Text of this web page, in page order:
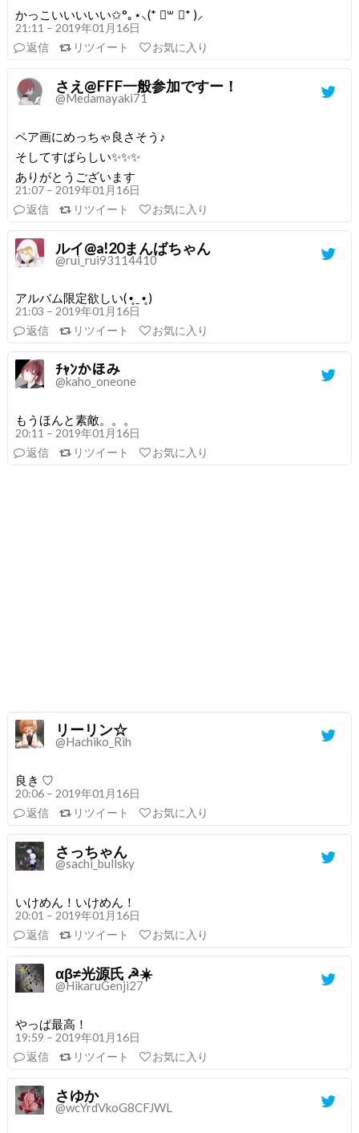
かっこいいいいい✩°｡⋆⸜(* ॑꒳ ॑* )⸝
21:11 – 2019年01月16日
返信
リツイート お気に入り
さえ@FFF一般参加ですー！
@Medamayaki71
ペア画にめっちゃ良さそう♪
そしてすばらしい✨✨✨
ありがとうございます
21:07 – 2019年01月16日
返信
リツイート お気に入り
ルイ@a!20まんばちゃん
@rui_rui93114410
アルバム限定欲しい( •̥ ˍ •̥ )
21:03 – 2019年01月16日
返信
リツイート お気に入り
ﾁｬﾝかほみ
@kaho_oneone
もうほんと素敵。。。
20:11 – 2019年01月16日
返信
リツイート お気に入り
リーリン☆
@Hachiko_Rih
良き ♡
20:06 – 2019年01月16日
返信
リツイート お気に入り
さっちゃん
@sachi_bullsky
いけめん！いけめん！
20:01 – 2019年01月16日
返信
リツイート お気に入り
αβ≠光源氏 ☭☀️
@HikaruGenji27
やっぱ最高！
19:59 – 2019年01月16日
返信
リツイート お気に入り
さゆか
@wcYrdVkoG8CFJWL